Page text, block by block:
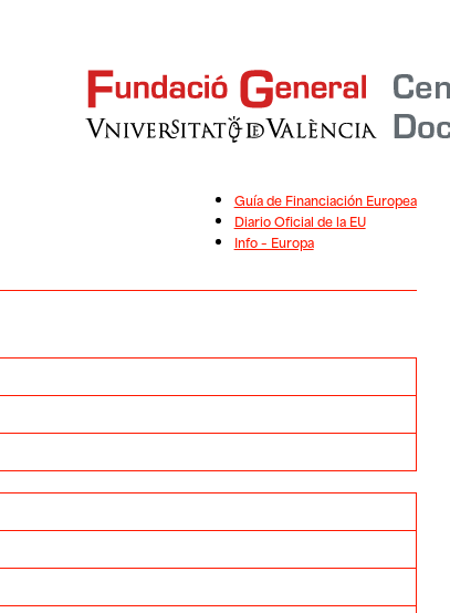
Guía de Financiación Europea
Diario Oficial de la EU
Info – Europa